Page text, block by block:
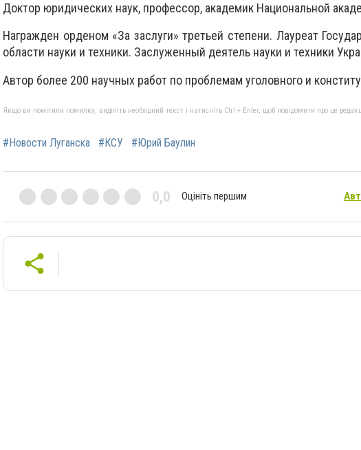
Доктор юридических наук, профессор, академик Национальной
Награжден орденом «За заслуги» третьей степени. Лауреат
области науки и техники. Заслуженный деятель науки и техники
Автор более 200 научных работ по проблемам уголовного и
Якщо ви помітили помилку, виділіть необхідний текст і натисніть Ctrl + Enter, щоб повідомити про це
#Новости Луганска #КСУ #Юрий Баулин
0,0 Оцініть першим